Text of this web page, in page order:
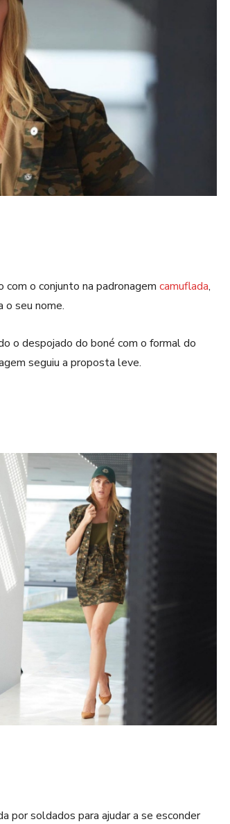
o conjunto na padronagem camuflada,
o seu nome.
o despojado do boné com o formal do
seguiu a proposta leve.
por soldados para ajudar a se esconder